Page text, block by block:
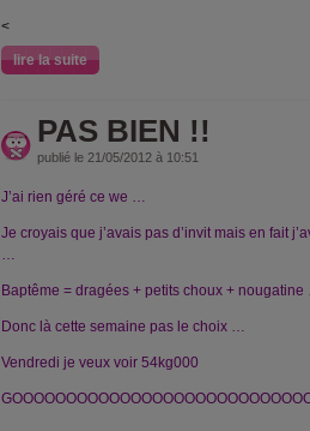
<
lire la suite
PAS BIEN !!
publié le 21/05/2012 à 10:51
J’ai rien géré ce we …
Je croyais que j’avais pas d’invit mais en fait
…
Baptême = dragées + petits choux +
Donc là cette semaine pas le choix …
Vendredi je veux voir 54kg000